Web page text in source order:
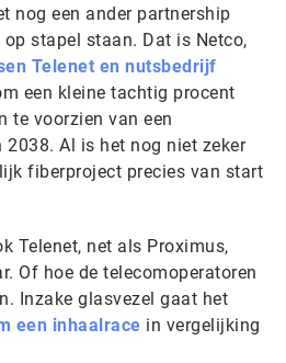
nog een ander partnership
stapel staan. Dat is Netco,
Telenet en nutsbedrijf
een kleine tachtig procent
te voorzien van een
Al is het nog niet zeker
fiberproject precies van start
Telenet, net als Proximus,
Of hoe de telecomoperatoren
Inzake glasvezel gaat het
een inhaalrace in vergelijking